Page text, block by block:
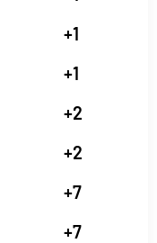
+1
+1
+2
+2
+7
+7